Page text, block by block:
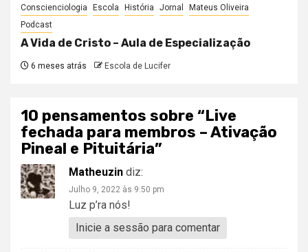
Conscienciologia Escola História Jornal
Mateus Oliveira
Podcast
A Vida de Cristo – Aula de Especialização
6 meses atrás Escola de Lucifer
10 pensamentos sobre “Live
fechada para membros – Ativação
Pineal e Pituitária”
Matheuzin diz:
Julho 9, 2022 às 9:50 pm
Luz p’ra nós!
Inicie a sessão para comentar